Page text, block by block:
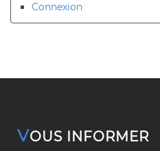
Connexion
VOUS INFORMER